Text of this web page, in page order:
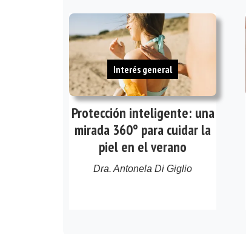
Protección inteligente: una
mirada 360° para cuidar la
piel en el verano
Dra. Antonela Di Giglio
Interés general